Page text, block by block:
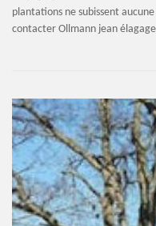
plantations ne subissent
contacter Ollmann jean